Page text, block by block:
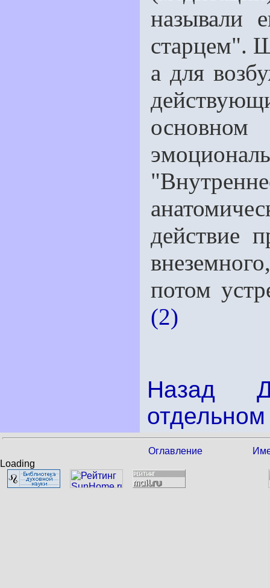
называ­ли
старцем".
а для
основном
действие
потом
(2)
Назад
Оглавление
Loading